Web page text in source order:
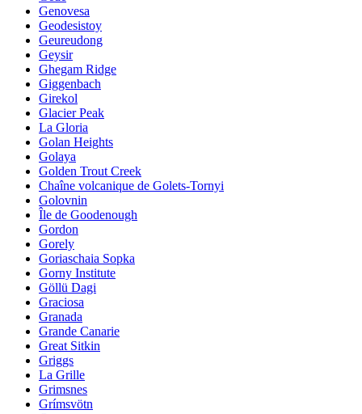
Genovesa
Geodesistoy
Geureudong
Geysir
Ghegam Ridge
Giggenbach
Girekol
Glacier Peak
La Gloria
Golan Heights
Golaya
Golden Trout Creek
Chaîne volcanique de Golets-Tornyi
Golovnin
Île de Goodenough
Gordon
Gorely
Goriaschaia Sopka
Gorny Institute
Göllü Dagi
Graciosa
Granada
Grande Canarie
Great Sitkin
Griggs
La Grille
Grimsnes
Grímsvötn